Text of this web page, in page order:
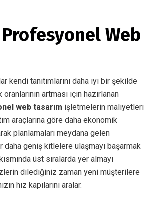
Profesyonel Web
kendi tanıtımlarını daha iyi bir şekilde
artması için hazırlanan
web tasarım işletmelerin maliyetleri
araçlarına göre daha ekonomik
planlamaları meydana gelen
daha geniş kitlelere ulaşmayı başarmak
üst sıralarda yer almayı
dilediğiniz zaman yeni müşterilere
hız kapılarını aralar.